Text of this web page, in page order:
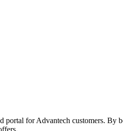
portal for Advantech customers. By